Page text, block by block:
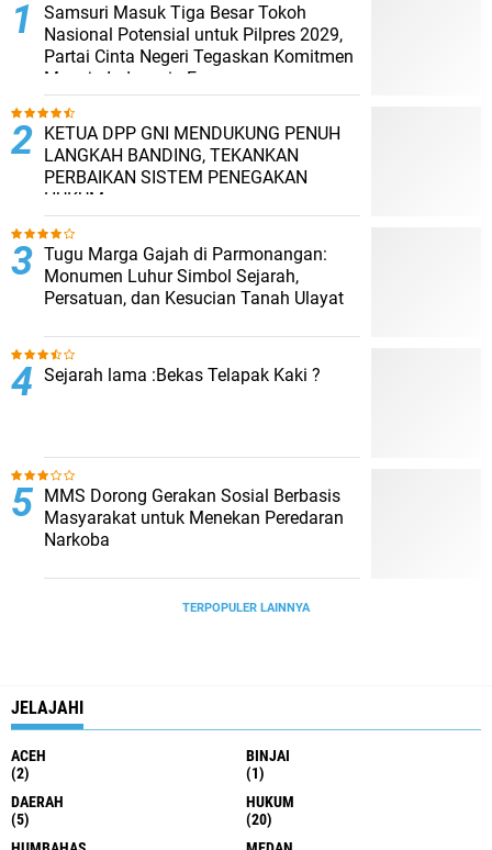
Samsuri Masuk Tiga Besar Tokoh
Nasional Potensial untuk Pilpres 2029,
Partai Cinta Negeri Tegaskan Komitmen
Menuju Indonesia Emas
KETUA DPP GNI MENDUKUNG PENUH
LANGKAH BANDING, TEKANKAN
PERBAIKAN SISTEM PENEGAKAN
HUKUM
Tugu Marga Gajah di Parmonangan:
Monumen Luhur Simbol Sejarah,
Persatuan, dan Kesucian Tanah Ulayat
Sejarah lama :Bekas Telapak Kaki ?
MMS Dorong Gerakan Sosial Berbasis
Masyarakat untuk Menekan Peredaran
Narkoba
TERPOPULER LAINNYA
JELAJAHI
ACEH
(2)
BINJAI
(1)
DAERAH
(5)
HUKUM
(20)